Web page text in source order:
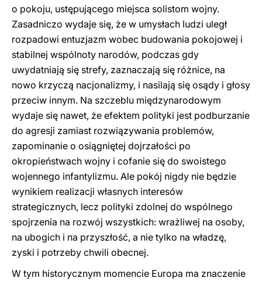
o pokoju, ustępującego miejsca solistom wojny.
Zasadniczo wydaje się, że w umysłach ludzi uległ
rozpadowi entuzjazm wobec budowania pokojowej i
stabilnej wspólnoty narodów, podczas gdy
uwydatniają się strefy, zaznaczają się różnice, na
nowo krzyczą nacjonalizmy, i nasilają się osądy i głosy
przeciw innym. Na szczeblu międzynarodowym
wydaje się nawet, że efektem polityki jest podburzanie
do agresji zamiast rozwiązywania problemów,
zapominanie o osiągniętej dojrzałości po
okropieństwach wojny i cofanie się do swoistego
wojennego infantylizmu. Ale pokój nigdy nie będzie
wynikiem realizacji własnych interesów
strategicznych, lecz polityki zdolnej do wspólnego
spojrzenia na rozwój wszystkich: wrażliwej na osoby,
na ubogich i na przyszłość, a nie tylko na władzę,
zyski i potrzeby chwili obecnej.
W tym historycznym momencie Europa ma znaczenie